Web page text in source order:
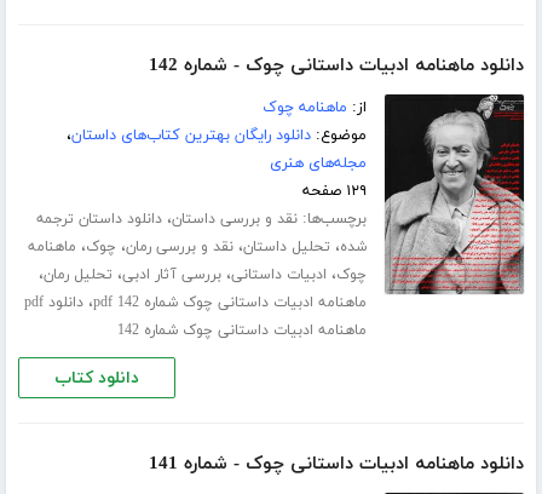
دانلود ماهنامه ادبیات داستانی چوک - شماره 142
از: ماهنامه چوک
موضوع:دانلود رایگان بهترین کتاب‌های داستان،
مجله‌های هنری
۱۲۹ صفحه
برچسب‌ها:نقد و بررسی داستان،دانلود داستان ترجمه
شده، تحلیل داستان،نقد و بررسی رمان، چوک، ماهنامه
چوک، ادبیات داستانی،بررسی آثار ادبی، تحلیل رمان،
ماهنامه ادبیات داستانی چوک شماره 142 pdf ،
دانلود pdf
ماهنامه ادبیات داستانی چوک شماره 142
دانلود کتاب
دانلود ماهنامه ادبیات داستانی چوک - شماره 141